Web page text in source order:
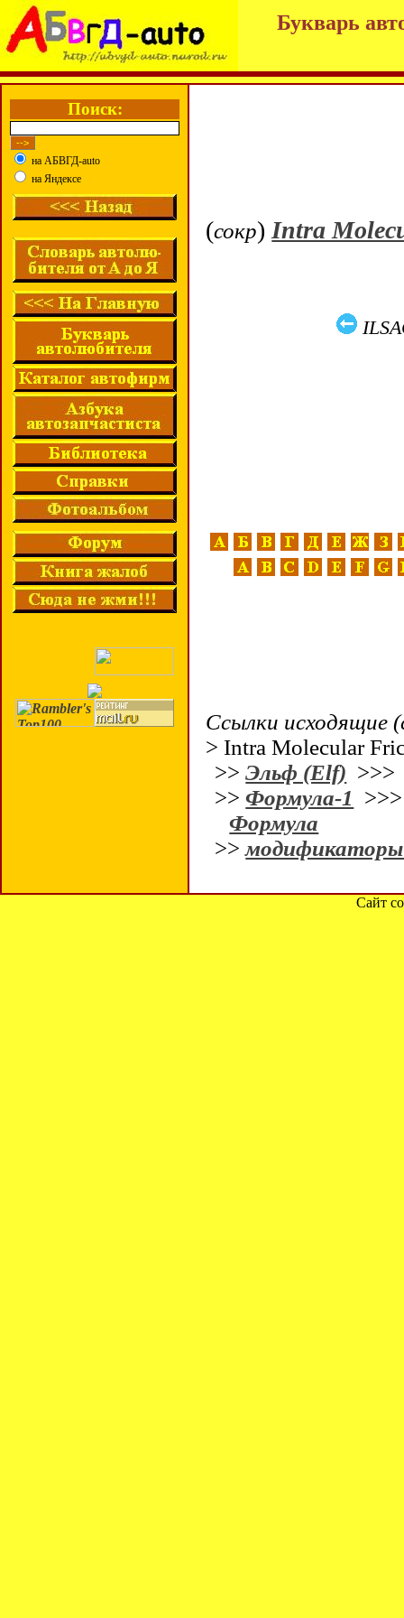
Букварь
Поиск:
на АБВГД-auto
на Яндексе
(сокр) Intra
Ссылки исходящие
> Intra Molecular
>>Эльф (Elf)
>>Формула-1
Формула
>>
Сайт